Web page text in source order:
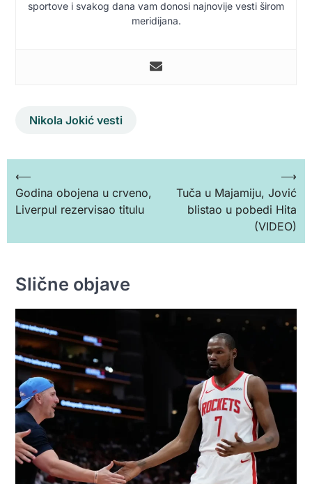
sportove i svakog dana vam donosi najnovije vesti širom
meridijana.
Nikola Jokić vesti
Кретање
чланка
⟵
Godina obojena u crveno,
Liverpul rezervisao titulu
Tuča u Majamiju, Jović
blistao u pobedi Hita
(VIDEO)
⟶
Slične objave